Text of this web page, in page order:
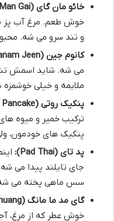
خائو مان گای (Khao Man Gai):
خوش طعم. مرغ آب پز
و تند سرو می شه.
کانوم جین (Kanam Jeen):
می شه. شاید اسمش
ملایمه و خیلی
پنکیک روتی (Roti Pancake):
ترکیب خمیر و میوه
پنکیک های خودمون،
پد تای (Pad Thai):
جای تایلند پیدا می شه.
سس ماهی پخته می
گای مد ما مانگ (Gai Med Mamuang):
خوش عطر که از مرغ،